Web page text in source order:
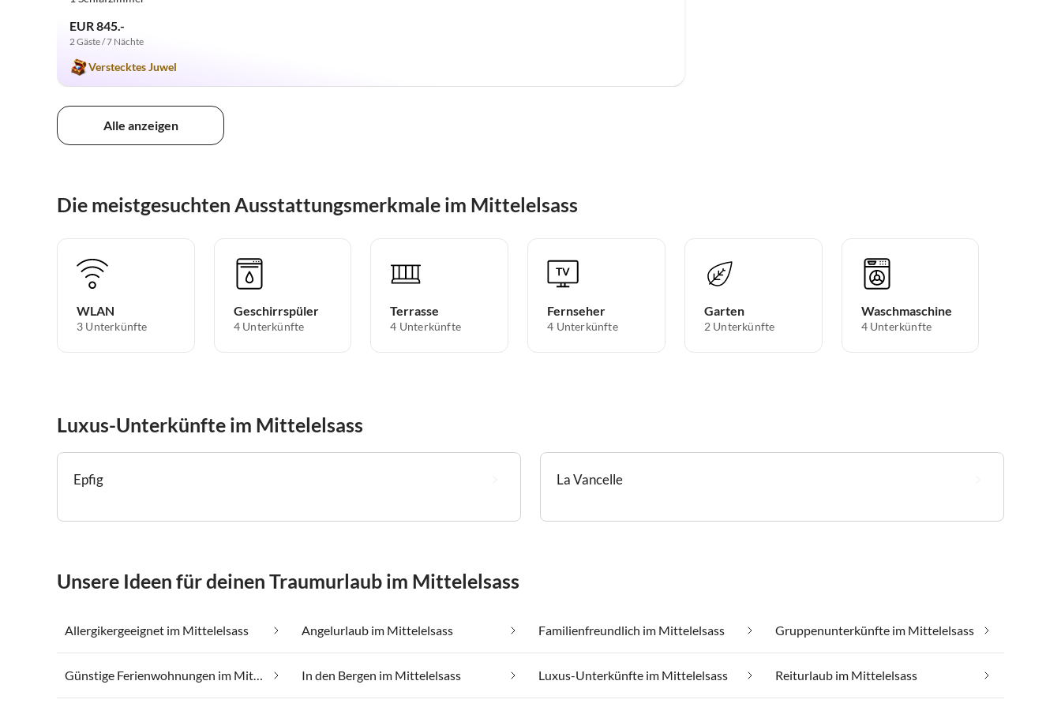
EUR 845.-
2 Gäste / 7 Nächte
Verstecktes Juwel
Alle anzeigen
Die meistgesuchten Ausstattungsmerkmale im Mittelelsass
WLAN
3 Unterkünfte
Geschirrspüler
4 Unterkünfte
Terrasse
4 Unterkünfte
Fernseher
4 Unterkünfte
Garten
2 Unterkünfte
Waschmaschine
4 Unterkünfte
Luxus-Unterkünfte im Mittelelsass
Epfig La Vancelle
Unsere Ideen für deinen Traumurlaub im Mittelelsass
Allergikergeeignet im Mittelelsass Angelurlaub im Mittelelsass Familienfreundlich im Mittelelsass Gruppenunterkünfte im Mittelelsass
Günstige Ferienwohnungen im Mittelelsass In den Bergen im Mittelelsass Luxus-Unterkünfte im Mittelelsass Reiturlaub im Mittelelsass